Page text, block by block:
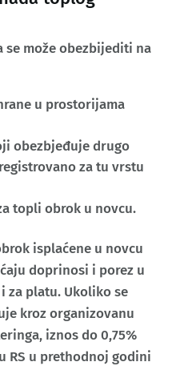
se može obezbijediti na
u prostorijama
obezbjeđuje drugo
za tu vrstu
topli obrok u novcu.
isplaćene u novcu
doprinosi i porez u
za platu. Ukoliko se
kroz organizovanu
iznos do 0,75%
RS u prethodnoj godini